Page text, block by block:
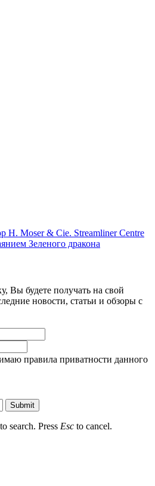
H. Moser & Cie. Streamliner Centre
Зеленого дракона
Вы будете получать на свой
новости, статьи и обзоры с
правила приватности данного
Submit
search. Press Esc to cancel.